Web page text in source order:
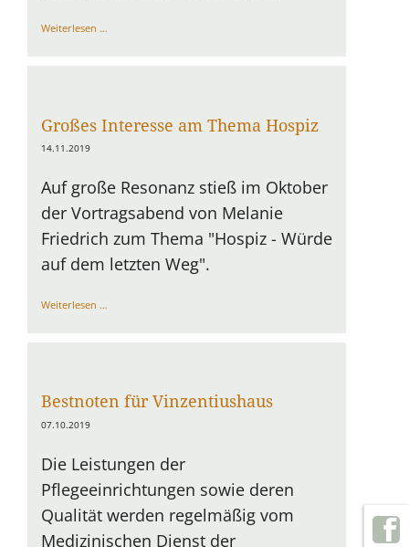
Weiterlesen …Ministerpräsident
Großes Interesse am Thema Hospiz
14.11.2019
Auf große Resonanz stieß im Oktober
der Vortragsabend von Melanie
Friedrich zum Thema "Hospiz - Würde
auf dem letzten Weg".
Weiterlesen …Großes
Bestnoten für Vinzentiushaus
07.10.2019
Die Leistungen der
Pflegeeinrichtungen sowie deren
Qualität werden regelmäßig vom
Medizinischen Dienst der